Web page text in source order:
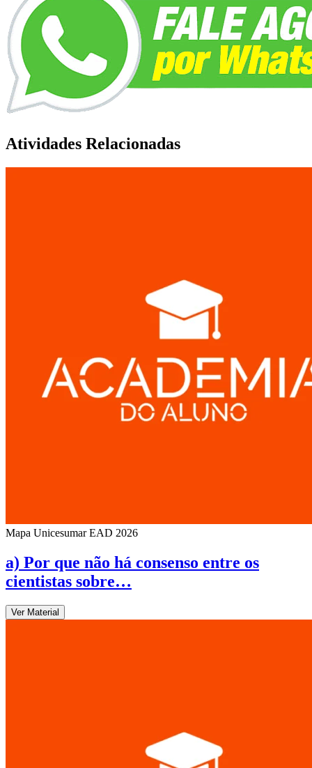
Atividades Relacionadas
Mapa Unicesumar EAD 2026
a) Por que não há consenso entre os
cientistas sobre…
Ver Material